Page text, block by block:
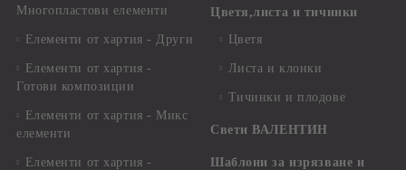
Многопластови елементи
Елементи от хартия - Други
Елементи от хартия -
Готови композиции
Елементи от хартия - Микс
елементи
Елементи от хартия -
Цветя,листа и тичинки
Цветя
Листа и клонки
Тичинки и плодове
Свети ВАЛЕНТИН
Шаблони за изрязване и